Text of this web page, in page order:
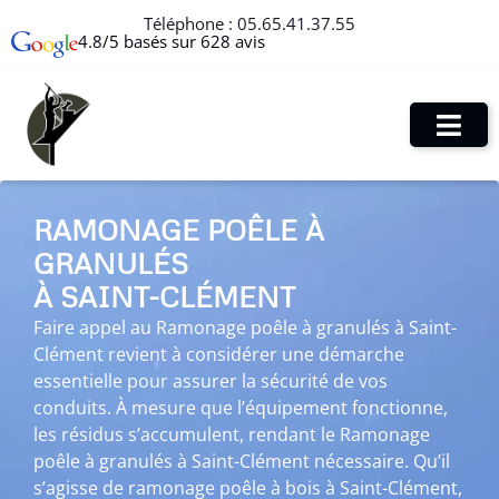
Téléphone : 05.65.41.37.55
4.8/5 basés sur 628 avis
RAMONAGE POÊLE À
GRANULÉS
À SAINT-CLÉMENT
Faire appel au Ramonage poêle à granulés à Saint-
Clément revient à considérer une démarche
essentielle pour assurer la sécurité de vos
conduits. À mesure que l’équipement fonctionne,
les résidus s’accumulent, rendant le Ramonage
poêle à granulés à Saint-Clément nécessaire. Qu’il
s’agisse de ramonage poêle à bois à Saint-Clément,